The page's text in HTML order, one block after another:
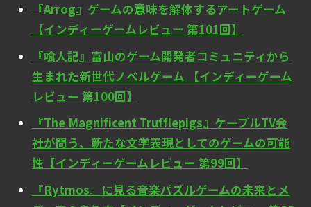
『Arrog』ゲームの意味を解体するアートゲーム
【インディーゲームレビュー 第101回】
『喰人記』富山のゲーム開発者コミュニティから
生まれた新世代ノベルゲーム 【インディーゲーム
レビュー 第100回】
『The Magnificent Trufflepigs』ケーブルTV会
社が問う、新たな文学表現としてのゲームの可能
性【インディーゲームレビュー 第99回】
『Rytmos』に見る音楽パズルゲームの未来とメ